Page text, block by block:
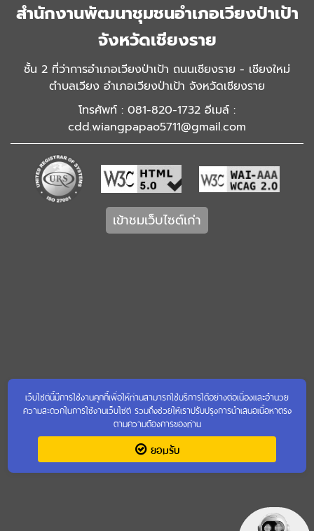
สำนักงานพัฒนาชุมชนอำเภอเวียงป่าเป้า
จังหวัดเชียงราย
ชั้น 2 ที่ว่าการอำเภอเวียงป่าเป้า ถนนเชียงราย - เชียงใหม่
ตำบลเวียง อำเภอเวียงป่าเป้า จังหวัดเชียงราย
โทรศัพท์ : 081-820-1732 อีเมล์ :
cdd.wiangpapao5711@gmail.com
เข้าชมเว็บไซต์เก่า
เว็บไซต์นี้มีการใช้งานคุกกี้เพื่อให้ท่านสามารถใช้บริการได้อย่างต่อเนื่องและอำนวย
ความสะดวกในการใช้งานเว็บไซต์ รวมถึงช่วยให้เราปรับปรุงการนำเสนอเนื้อหาตรง
ตามความต้องการของท่าน
ยอมรับ